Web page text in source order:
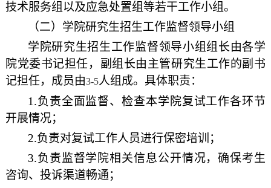
技术服务组以及应急处置组等若干工作小组。
（二）学院研究生招生工作监督领导小组
学院研究生招生工作监督领导小组组长由各学
院党委书记担任，副组长由主管研究生工作的副书
记担任，成员由3-5人组成。具体职责：
1.负责全面监督、检查本学院复试工作各环节
开展情况；
2.负责对复试工作人员进行保密培训；
3.负责监督学院相关信息公开情况，确保考生
咨询、投诉渠道畅通；